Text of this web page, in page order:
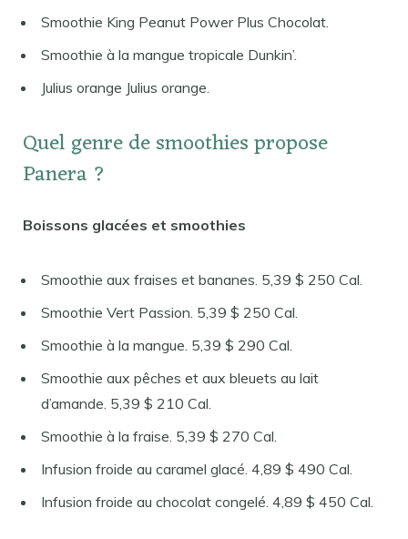
Smoothie King Peanut Power Plus Chocolat.
Smoothie à la mangue tropicale Dunkin’.
Julius orange Julius orange.
Quel genre de smoothies propose
Panera ?
Boissons glacées et smoothies
Smoothie aux fraises et bananes. 5,39 $ 250 Cal.
Smoothie Vert Passion. 5,39 $ 250 Cal.
Smoothie à la mangue. 5,39 $ 290 Cal.
Smoothie aux pêches et aux bleuets au lait
d’amande. 5,39 $ 210 Cal.
Smoothie à la fraise. 5,39 $ 270 Cal.
Infusion froide au caramel glacé. 4,89 $ 490 Cal.
Infusion froide au chocolat congelé. 4,89 $ 450 Cal.